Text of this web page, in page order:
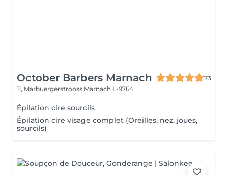
October Barbers Marnach
73
11, Marbuergerstrooss Marnach L-9764
Épilation cire sourcils
Épilation cire visage complet (Oreilles, nez, joues,
sourcils)